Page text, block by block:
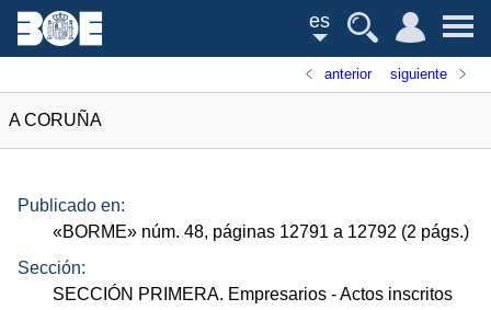
es
anterior siguiente
A CORUÑA
Publicado en:
«BORME» núm. 48, páginas 12791 a 12792 (2 págs.)
Sección:
SECCIÓN PRIMERA. Empresarios - Actos inscritos